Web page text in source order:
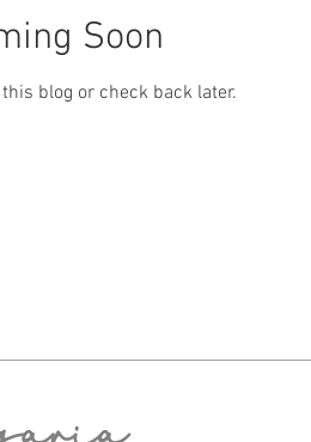
Soon
blog or check back later.